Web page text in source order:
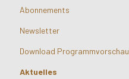
Abonnements
Newsletter
Download Programmvorschau
Aktuelles